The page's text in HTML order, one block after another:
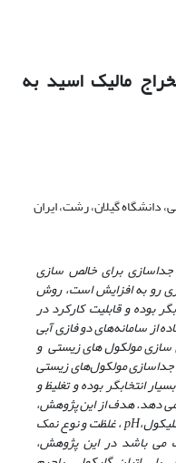
مالیک اسید به
گیلان، رشت، ایران
برای خالص سازی
رو به افزایش است، روش
بوده و قابلیت کارکرد در
از سامانه‌های دو فازی آبی
مولکول ­های زیستی و
مولکول‌های زیستی
انتخاب­گر بوده و تغلیظ و
­دهد. هدف از این پژوهش،
بررسی اثر تغییر جرم مولکولی پلی اتیلن گلیکول،pH ، غلظت و نوع نمک
می ­باشد در این پژوهش،